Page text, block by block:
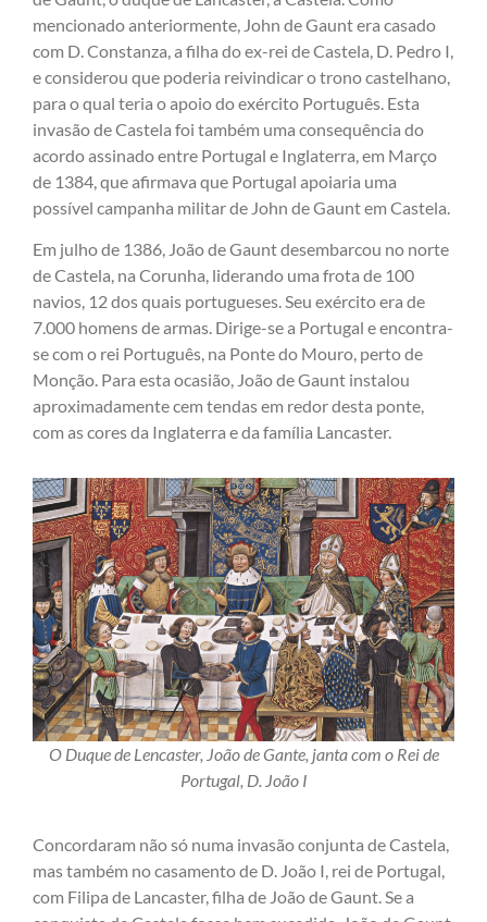
mencionado anteriormente, John de Gaunt era casado
com D. Constanza, a filha do ex-rei de Castela, D. Pedro I,
e considerou que poderia reivindicar o trono castelhano,
para o qual teria o apoio do exército Português. Esta
invasão de Castela foi também uma consequência do
acordo assinado entre Portugal e Inglaterra, em Março
de 1384, que afirmava que Portugal apoiaria uma
possível campanha militar de John de Gaunt em Castela.
Em julho de 1386, João de Gaunt desembarcou no norte
de Castela, na Corunha, liderando uma frota de 100
navios, 12 dos quais portugueses. Seu exército era de
7.000 homens de armas. Dirige-se a Portugal e encontra-
se com o rei Português, na Ponte do Mouro, perto de
Monção. Para esta ocasião, João de Gaunt instalou
aproximadamente cem tendas em redor desta ponte,
com as cores da Inglaterra e da família Lancaster.
O Duque de Lencaster, João de Gante, janta com o Rei de
Portugal, D. João I
Concordaram não só numa invasão conjunta de Castela,
mas também no casamento de D. João I, rei de Portugal,
com Filipa de Lancaster, filha de João de Gaunt. Se a